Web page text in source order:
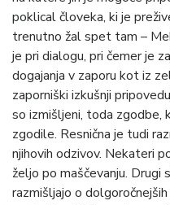
poklical človeka, ki je
trenutno žal spet tam –
je pri dialogu, pri čemer je
dogajanja v zaporu kot iz
zaporniški izkušnji
so izmišljeni, toda zgodbe,
zgodile. Resnična je tudi
njihovih odzivov. Nekateri
željo po maščevanju. Drugi
razmišljajo o